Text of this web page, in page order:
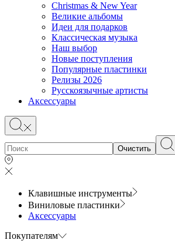
Christmas & New Year
Великие альбомы
Идеи для подарков
Классическая музыка
Наш выбор
Новые поступления
Популярные пластинки
Релизы 2026
Русскоязычные артисты
Аксессуары
Очистить
Клавишные инструменты
Виниловые пластинки
Аксессуары
Покупателям